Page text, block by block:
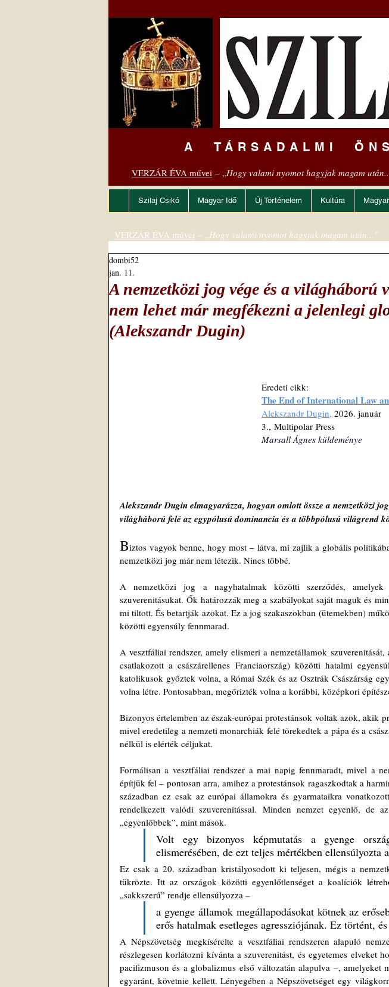
A TÁRSADALMI
VERZÁR ÉVA művei – „Hogy valami nyomot hagyjak magam
Szilaj Csikó Magyar Idő Új Történelem Kultúra
A nemzetközi jog vége és a világháború
nem lehet már megfékezni a jelenlegi
(Alekszandr Dugin)
dombi52
jan. 11.
Eredeti cikk:
The End of International Law
Alekszandr Dugin, 2026. január
3., Multipolar
Marsall Ágnes küldeménye
Alekszandr Dugin elmagyarázza, hogyan omlott össze a nemzetközi
világháború felé az egypólusú dominancia és a többpólusú világrend
Biztos vagyok benne, hogy most – látva, mi zajlik a globális
nemzetközi jog már nem létezik. Nincs többé.
A nemzetközi jog a nagyhatalmak közötti szerződés, amelyek
szuverenitásukat. Ők határozzák meg a szabályokat saját maguk és
mi tiltott. És betartják azokat. Ez a jog szakaszokban (ütemekben)
közötti egyensúly fennmarad.
A vesztfáliai rendszer, amely elismeri a nemzetállamok
csatlakozott a császárellenes Franciaország) közötti hatalmi
katolikusok győztek volna, a Római Szék és az Osztrák Császárság
volna létre. Pontosabban, megőrizték volna a korábbi, középkori
Bizonyos értelemben az észak-európai protestánsok voltak azok, akik
mivel eredetileg a nemzeti monarchiák felé törekedtek a pápa és a
nélkül is elérték céljukat.
Formálisan a vesztfáliai rendszer a mai napig fennmaradt, mivel a
építjük fel – pontosan arra, amihez a protestánsok ragaszkodtak a
században ez csak az európai államokra és gyarmataikra
rendelkezett valódi szuverenitással. Minden nemzet egyenlő, de
„egyenlőbbek”, mint mások.
Volt egy bizonyos képmutatás a gyenge
elismerésében, de ezt teljes mértékben ellensúlyozta
Ez csak a 20. században kristályosodott ki teljesen, mégis a
tükrözte. Itt az országok közötti egyenlőtlenséget a koalíciók
„sakkszerű” rendje ellensúlyozza –
a gyenge államok megállapodásokat kötnek az
erős hatalmak esetleges agressziójának. Ez történt,
A Népszövetség megkísérelte a vesztfáliai rendszeren alapuló
részlegesen korlátozni kívánta a szuverenitást, és egyetemes elveket
pacifizmuson és a globalizmus első változatán alapulva –, amelyeket
egyaránt, követnie kellett. Lényegében a Népszövetséget egy
VERZÁR ÉVA művei – „Hogy valami nyomot hagyjak magam után..."